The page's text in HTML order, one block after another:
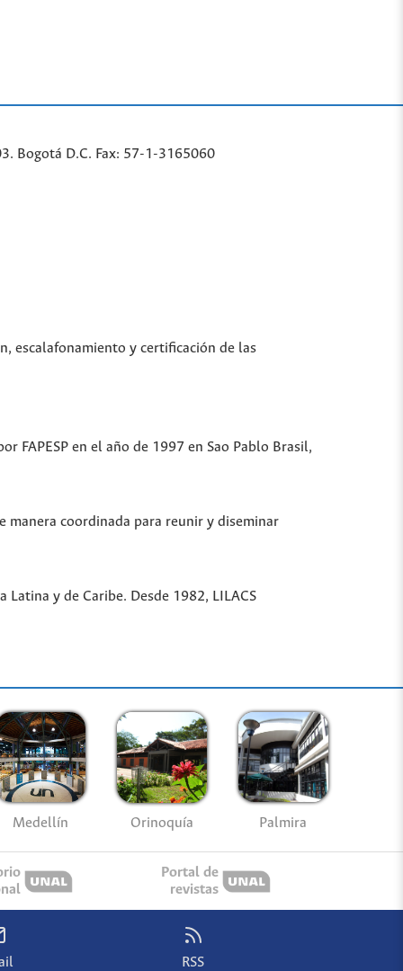
Bogotá D.C. Fax: 57-1-3165060
escalafonamiento y certificación de las
FAPESP en el año de 1997 en Sao Pablo Brasil,
manera coordinada para reunir y diseminar
y de Caribe. Desde 1982, LILACS
Medellín Orinoquía Palmira
Portal de
revistas
RSS